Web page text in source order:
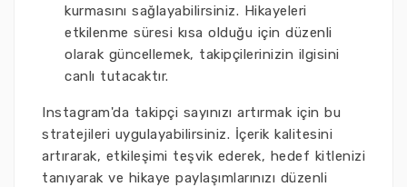
kurmasını sağlayabilirsiniz. Hikayeleri
etkilenme süresi kısa olduğu için düzenli
olarak güncellemek, takipçilerinizin ilgisini
canlı tutacaktır.
Instagram'da takipçi sayınızı artırmak için bu
stratejileri uygulayabilirsiniz. İçerik kalitesini
artırarak, etkileşimi teşvik ederek, hedef kitlenizi
tanıyarak ve hikaye paylaşımlarınızı düzenli